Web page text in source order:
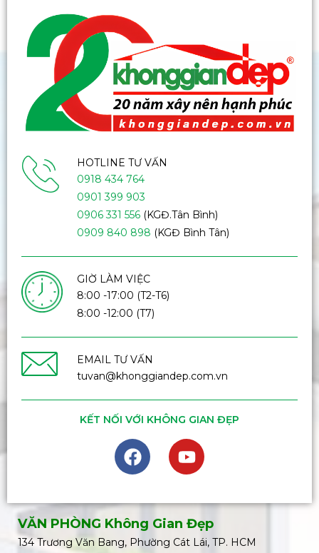
HOTLINE TƯ VẤN
0918 434 764
0901 399 903
0906 331 556(KGĐ.Tân Bình)
0909 840 898 (KGĐ Bình Tân)
GIỜ LÀM VIỆC
8:00 -17:00 (T2-T6)
8:00 -12:00 (T7)
EMAIL TƯ VẤN
tuvan@khonggiandep.com.vn
KẾT NỐI VỚI KHÔNG GIAN ĐẸP
VĂN PHÒNG Không Gian Đẹp
134 Trương Văn Bang, Phường Cát Lái, TP. HCM